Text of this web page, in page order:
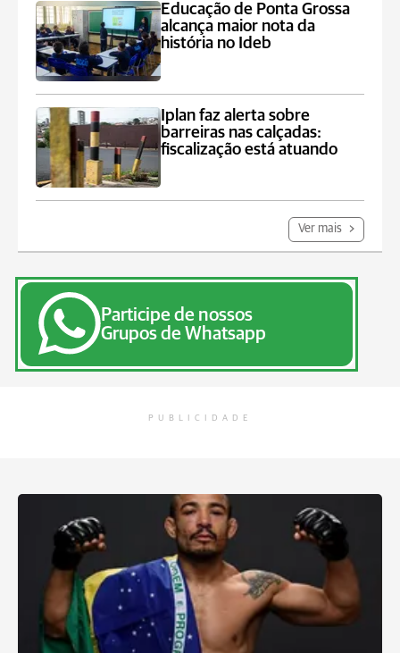
Educação de Ponta Grossa
alcança maior nota da
história no Ideb
Iplan faz alerta sobre
barreiras nas calçadas:
fiscalização está atuando
Ver mais
Participe de nossos
Grupos de Whatsapp
PUBLICIDADE